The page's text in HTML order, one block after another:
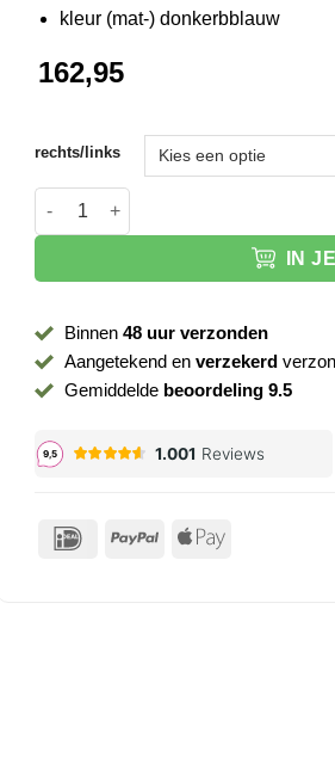
kleur (mat-) donkerbblauw
162,95
rechts/links
Toiletwastafel BD Farnetta
IN
Binnen48 uur verzonden
Aangetekend enverzekerd
Gemiddelde beoordeling 9.5
IDeal PayPal Apple